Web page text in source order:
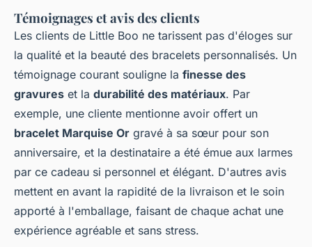
Témoignages et avis des clients
Les clients de Little Boo ne tarissent pas d'éloges sur
la qualité et la beauté des bracelets personnalisés. Un
témoignage courant souligne la finesse des
gravures et la durabilité des matériaux. Par
exemple, une cliente mentionne avoir offert un
bracelet Marquise Or gravé à sa sœur pour son
anniversaire, et la destinataire a été émue aux larmes
par ce cadeau si personnel et élégant. D'autres avis
mettent en avant la rapidité de la livraison et le soin
apporté à l'emballage, faisant de chaque achat une
expérience agréable et sans stress.